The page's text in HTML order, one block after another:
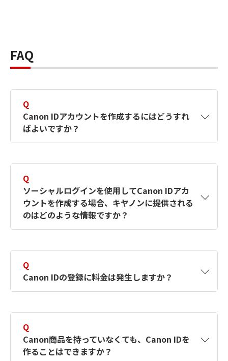
FAQ
Q
Canon IDアカウントを作成するにはどうすれ
ばよいですか？
す。詳しい作成方法は【カメラ】Canon IDとは
何ですか？Canon IDの作成方法は？をご確認く
ださい。
Q
ソーシャルログインを使用してCanon IDアカ
ウントを作成する場合、キヤノンに提供される
のはどのような情報ですか？
択したサービスから取得します。アカウントを
簡単に作成できるように、この情報を使用して
Canon IDの登録フォームを入力します。
Q
Canon IDの登録に料金は発生しますか？
Q
Canon商品を持っていなくても、Canon IDを
作ることはできますか？